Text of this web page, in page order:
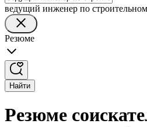
ведущий инженер по
Резюме
Найти
Резюме